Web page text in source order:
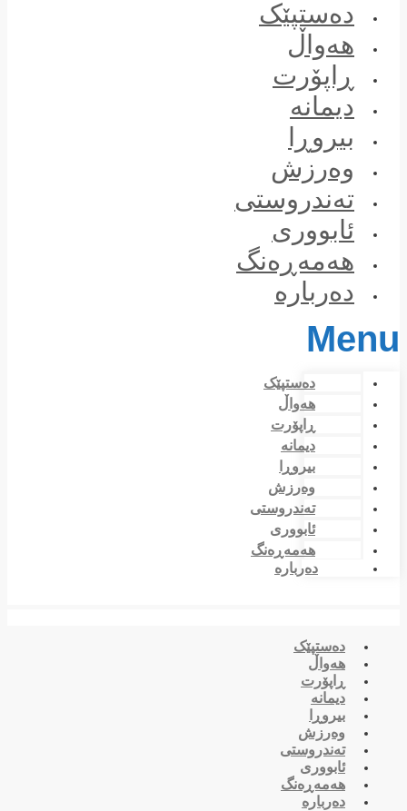
دەستپێک
هەواڵ
ڕاپۆرت
دیمانە
بیروڕا
وەرزش
تەندروستی
ئابووری
هەمەڕەنگ
دەربارە
Menu
دەستپێک
هەواڵ
ڕاپۆرت
دیمانە
بیروڕا
وەرزش
تەندروستی
ئابووری
هەمەڕەنگ
دەربارە
دەستپێک
هەواڵ
ڕاپۆرت
دیمانە
بیروڕا
وەرزش
تەندروستی
ئابووری
هەمەڕەنگ
دەربارە